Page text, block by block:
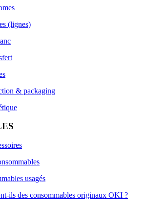
(lignes)
& packaging
usagés
ils des consommables originaux OKI ?